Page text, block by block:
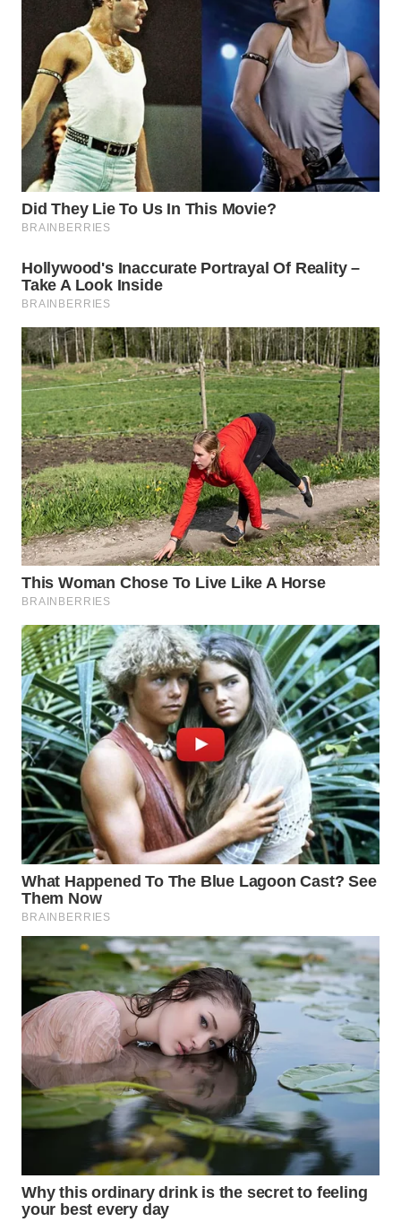
TAPANULI
TENGAH
WN DELI
SERDANG
WN
TEBING
TINGGI
PAKPAK
KARAWANG
WN
BEKASI
WN
BOGOR
WN
DEPOK
WN
TAPANULI
UTARA
WN
SAMOSIR
WN
PADANG
LAWAS
WN
SUMEDANG
WN
CIANJUR
WN
KEPULAUAN
SERIBU
WN
TANGERANG
WN
BINJAI
CIREBON